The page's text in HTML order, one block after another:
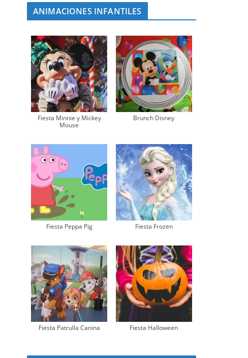
ANIMACIONES INFANTILES
Fiesta Minnie y Mickey
Mouse
Brunch Disney
Fiesta Peppa Pig Fiesta Frozen
Fiesta Patrulla Canina Fiesta Halloween